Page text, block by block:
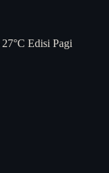
27°C Edisi Pagi